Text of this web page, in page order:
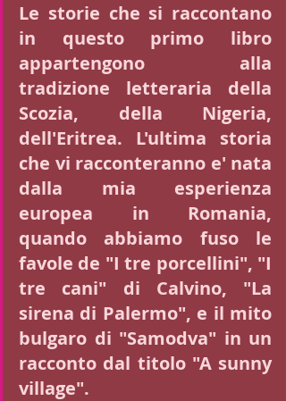
Le storie che si raccontano
in questo primo libro
appartengono alla
tradizione letteraria della
Scozia, della Nigeria,
dell'Eritrea. L'ultima storia
che vi racconteranno e' nata
dalla mia esperienza
europea in Romania,
quando abbiamo fuso le
favole de "I tre porcellini", "I
tre cani" di Calvino, "La
sirena di Palermo", e il mito
bulgaro di "Samodva" in un
racconto dal titolo "A sunny
village".